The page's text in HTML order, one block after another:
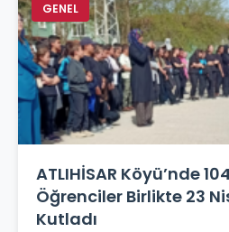
GENEL
ATLIHİSAR Köyü’nde
Öğrenciler Birlikte 23
Kutladı